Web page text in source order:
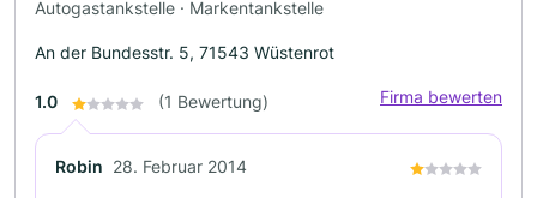
Autogastankstelle · Markentankstelle
An der Bundesstr. 5, 71543 Wüstenrot
1.0 (1 Bewertung) Firma bewerten
Robin 28. Februar 2014